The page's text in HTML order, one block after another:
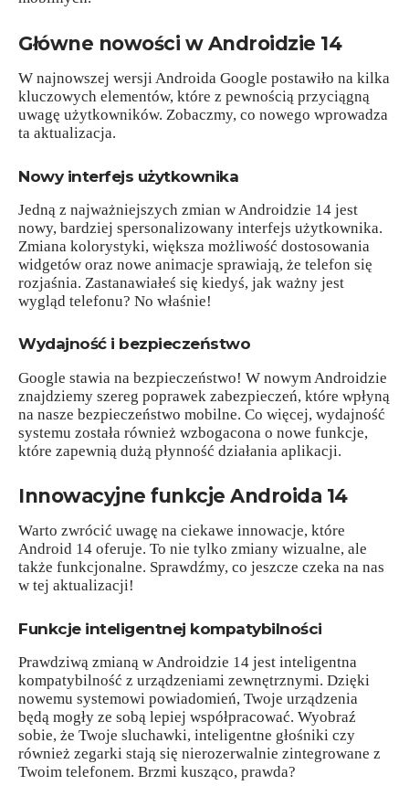
Główne nowości w Androidzie 14
W najnowszej wersji Androida Google postawiło na kilka
kluczowych elementów, które z pewnością przyciągną
uwagę użytkowników. Zobaczmy, co nowego wprowadza
ta aktualizacja.
Nowy interfejs użytkownika
Jedną z najważniejszych zmian w Androidzie 14 jest
nowy, bardziej spersonalizowany interfejs użytkownika.
Zmiana kolorystyki, większa możliwość dostosowania
widgetów oraz nowe animacje sprawiają, że telefon się
rozjaśnia. Zastanawiałeś się kiedyś, jak ważny jest
wygląd telefonu? No właśnie!
Wydajność i bezpieczeństwo
Google stawia na bezpieczeństwo! W nowym Androidzie
znajdziemy szereg poprawek zabezpieczeń, które wpłyną
na nasze bezpieczeństwo mobilne. Co więcej, wydajność
systemu została również wzbogacona o nowe funkcje,
które zapewnią dużą płynność działania aplikacji.
Innowacyjne funkcje Androida 14
Warto zwrócić uwagę na ciekawe innowacje, które
Android 14 oferuje. To nie tylko zmiany wizualne, ale
także funkcjonalne. Sprawdźmy, co jeszcze czeka na nas
w tej aktualizacji!
Funkcje inteligentnej kompatybilności
Prawdziwą zmianą w Androidzie 14 jest inteligentna
kompatybilność z urządzeniami zewnętrznymi. Dzięki
nowemu systemowi powiadomień, Twoje urządzenia
będą mogły ze sobą lepiej współpracować. Wyobraź
sobie, że Twoje sluchawki, inteligentne głośniki czy
również zegarki stają się nierozerwalnie zintegrowane z
Twoim telefonem. Brzmi kusząco, prawda?